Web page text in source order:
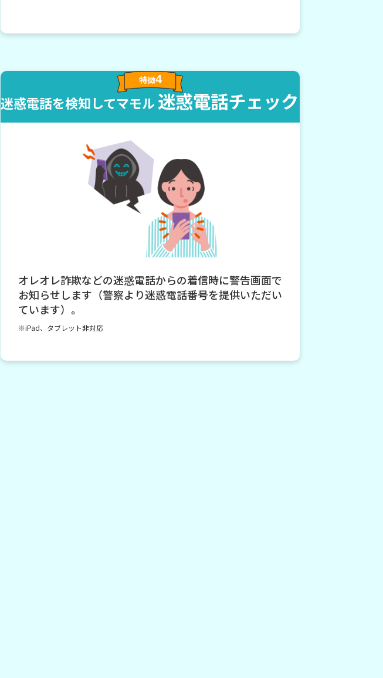
特徴4
迷惑電話を検知してマモル 迷惑電話チェック
オレオレ詐欺などの迷惑電話からの着信時に警告画面で
お知らせします（警察より迷惑電話番号を提供いただい
ています）。
※iPad、タブレット非対応